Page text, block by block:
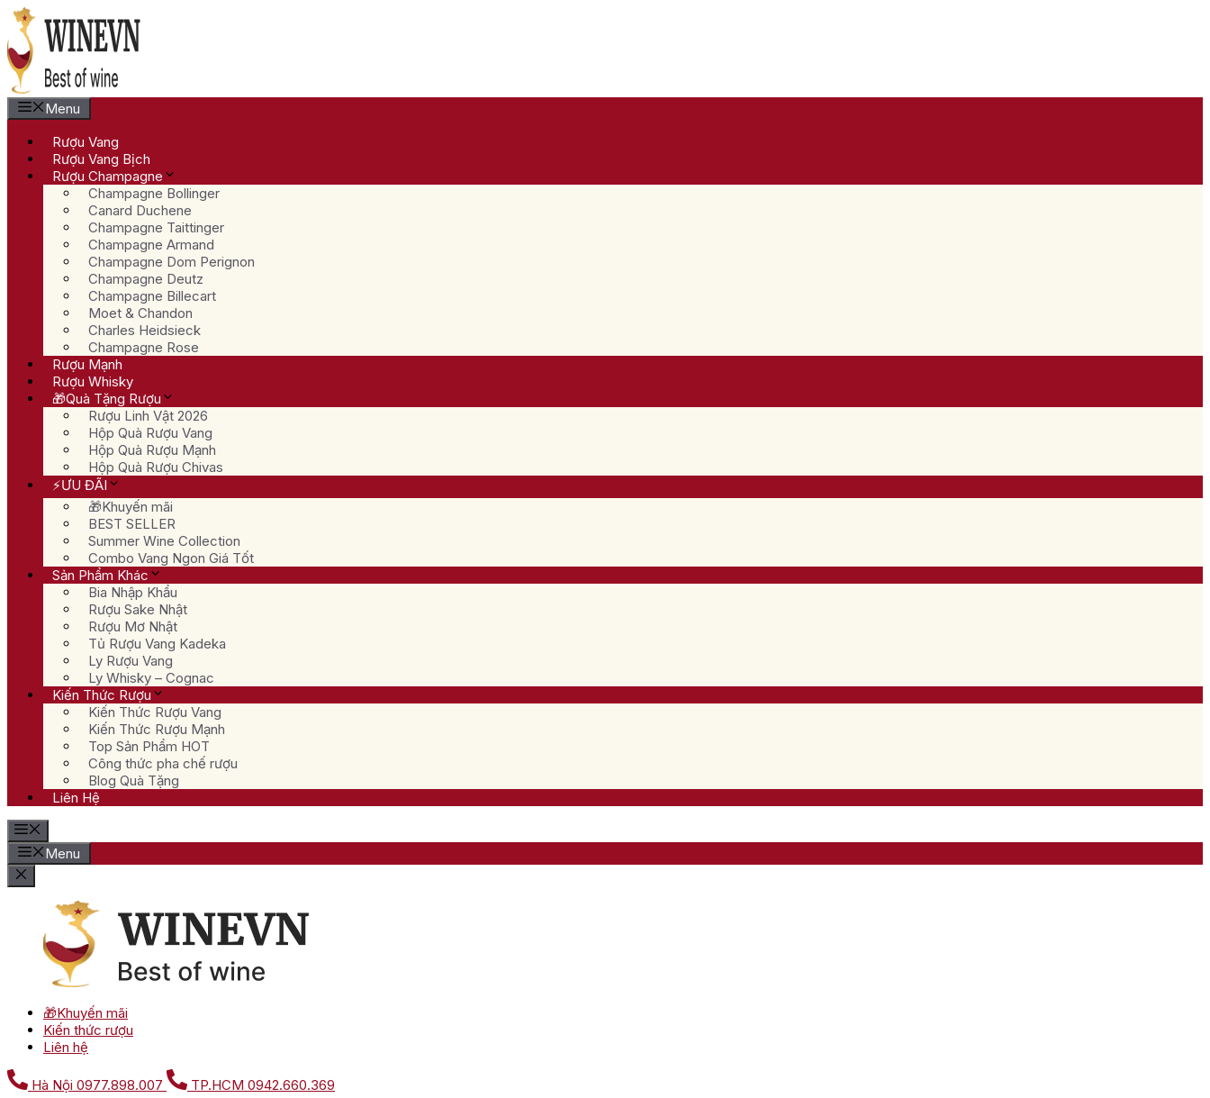
Chuyển
đến
nội
dung
Menu
Rượu Vang
Rượu Vang Bịch
Rượu Champagne
Champagne Bollinger
Canard Duchene
Champagne Taittinger
Champagne Armand
Champagne Dom Perignon
Champagne Deutz
Champagne Billecart
Moet & Chandon
Charles Heidsieck
Champagne Rose
Rượu Mạnh
Rượu Whisky
🎁Quà Tặng Rượu
Rượu Linh Vật 2026
Hộp Quà Rượu Vang
Hộp Quà Rượu Mạnh
Hộp Quà Rượu Chivas
⚡ƯU ĐÃI
🎁Khuyến mãi
BEST SELLER
Summer Wine Collection
Combo Vang Ngon Giá Tốt
Sản Phẩm Khác
Bia Nhập Khẩu
Rượu Sake Nhật
Rượu Mơ Nhật
Tủ Rượu Vang Kadeka
Ly Rượu Vang
Ly Whisky – Cognac
Kiến Thức Rượu
Kiến Thức Rượu Vang
Kiến Thức Rượu Mạnh
Top Sản Phẩm HOT
Công thức pha chế rượu
Blog Quà Tặng
Liên Hệ
Menu
🎁Khuyến mãi
Kiến thức rượu
Liên hệ
Hà Nội 0977.898.007 TP.HCM 0942.660.369